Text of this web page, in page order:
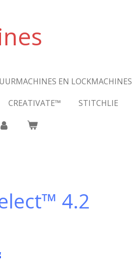
EN LOCKMACHINES
CREATIVATE™
STITCHLIE
4.2